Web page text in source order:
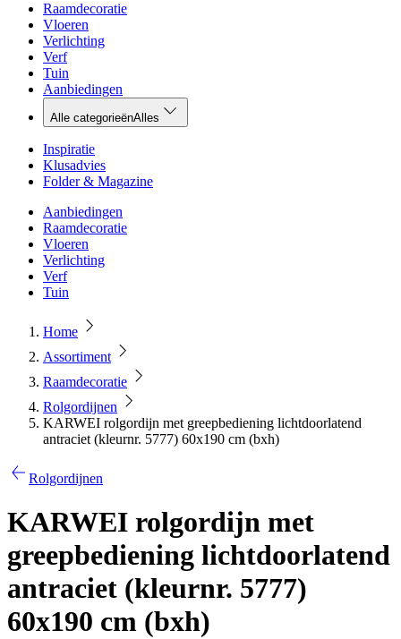
Raamdecoratie
Vloeren
Verlichting
Verf
Tuin
Aanbiedingen
Alle categorieënAlles
Inspiratie
Klusadvies
Folder & Magazine
Aanbiedingen
Raamdecoratie
Vloeren
Verlichting
Verf
Tuin
Home
Assortiment
Raamdecoratie
Rolgordijnen
KARWEI rolgordijn met greepbediening lichtdoorlatend
antraciet (kleurnr. 5777) 60x190 cm (bxh)
Rolgordijnen
KARWEI rolgordijn met
greepbediening lichtdoorlatend
antraciet (kleurnr. 5777)
60x190 cm (bxh)